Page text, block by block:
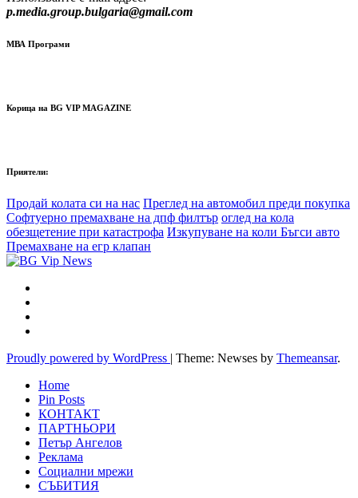
p.media.group.bulgaria@gmail.com
МВА Програми
Корица на BG VIP MAGAZINE
Приятели:
Продай колата си на нас Преглед на автомобил преди покупка
Софтуерно премахване на дпф филтър оглед на кола
обезщетение при катастрофа Изкупуване на коли Бъгси авто
Премахване на егр клапан
Proudly powered by WordPress | Theme: Newses by Themeansar.
Home
Pin Posts
КОНТАКТ
ПАРТНЬОРИ
Петър Ангелов
Реклама
Социални мрежи
СЪБИТИЯ